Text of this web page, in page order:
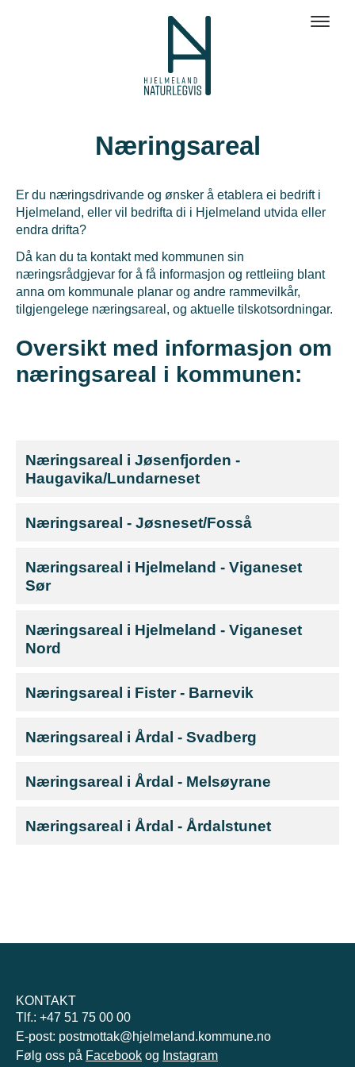
Næringsareal
Er du næringsdrivande og ønsker å etablera ei bedrift i
Hjelmeland, eller vil bedrifta di i Hjelmeland utvida eller
endra drifta?
Då kan du ta kontakt med kommunen sin
næringsrådgjevar for å få informasjon og rettleiing blant
anna om kommunale planar og andre rammevilkår,
tilgjengelege næringsareal, og aktuelle tilskotsordningar.
Oversikt med informasjon om
næringsareal i kommunen:
Næringsareal i Jøsenfjorden -
Haugavika/Lundarneset
Næringsareal - Jøsneset/Fosså
Næringsareal i Hjelmeland - Viganeset
Sør
Næringsareal i Hjelmeland - Viganeset
Nord
Næringsareal i Fister - Barnevik
Næringsareal i Årdal - Svadberg
Næringsareal i Årdal - Melsøyrane
Næringsareal i Årdal - Årdalstunet
KONTAKT
Tlf.: +47 51 75 00 00
E-post: postmottak@hjelmeland.kommune.no
Følg oss på Facebook og Instagram